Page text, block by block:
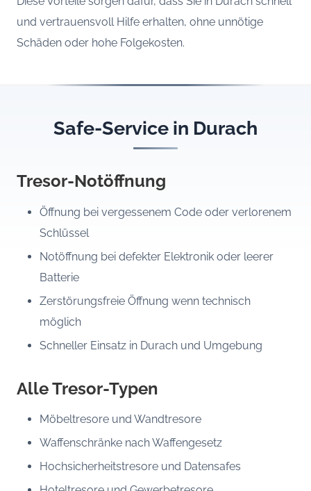
und vertrauensvoll Hilfe erhalten, ohne unnötige
Schäden oder hohe Folgekosten.
Safe-Service in Durach
Tresor-Notöffnung
Öffnung bei vergessenem Code oder verlorenem
Schlüssel
Notöffnung bei defekter Elektronik oder leerer
Batterie
Zerstörungsfreie Öffnung wenn technisch
möglich
Schneller Einsatz in Durach und Umgebung
Alle Tresor-Typen
Möbeltresore und Wandtresore
Waffenschränke nach Waffengesetz
Hochsicherheitstresore und Datensafes